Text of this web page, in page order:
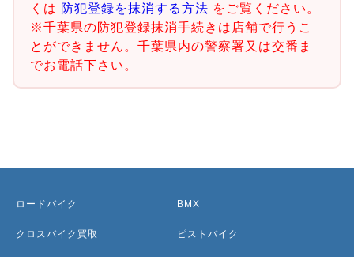
くは 防犯登録を抹消する方法 をご覧ください。
※千葉県の防犯登録抹消手続きは店舗で行うこ
とができません。千葉県内の警察署又は交番ま
でお電話下さい。
ロードバイク
クロスバイク買取
BMX
ピストバイク